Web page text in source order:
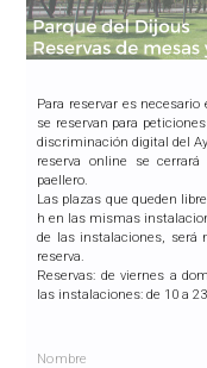
Para reservar es
se reservan para
discriminación digital del
reserva online se
paellero.
Las plazas que queden
h en las mismas
de las instalaciones, será
reserva.
Reservas: de viernes a
las instalaciones: de 10 a
Nombre